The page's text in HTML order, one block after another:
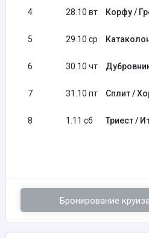
4 28.10 вт Корфу /
5 29.10 ср
6 30.10 чт
7 31.10 пт Сплит /
8 1.11 сб Триест /
Бронирование круиза